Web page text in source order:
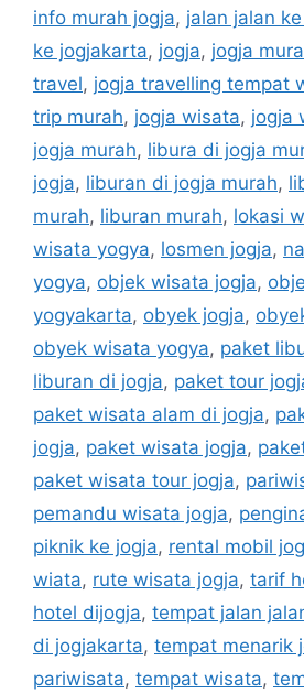
info murah jogja, jalan jalan
ke jogjakarta, jogja, jogja
travel, jogja travelling tempat
trip murah, jogja wisata, jogja
jogja murah, libura di jogja
jogja, liburan di jogja murah,
murah, liburan murah, lokasi
wisata yogya, losmen jogja,
yogya, objek wisata jogja,
yogyakarta, obyek jogja,
obyek wisata yogya, paket
liburan di jogja, paket tour
paket wisata alam di jogja,
jogja, paket wisata jogja,
paket wisata tour jogja,
pemandu wisata jogja,
piknik ke jogja, rental mobil
wiata, rute wisata jogja, tarif
hotel dijogja, tempat jalan
di jogjakarta, tempat menarik
pariwisata, tempat wisata,